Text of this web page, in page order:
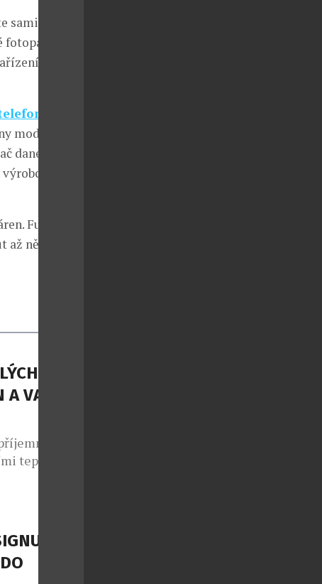
Ve
popř.
moderní
dané
Fungují
až několik
VAŠE
teplotami
dnů –
nebo
usínáme,